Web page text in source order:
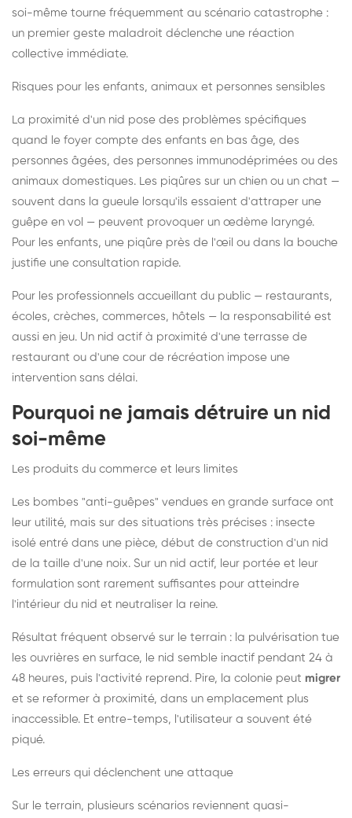
soi-même tourne fréquemment au scénario catastrophe :
un premier geste maladroit déclenche une réaction
collective immédiate.
Risques pour les enfants, animaux et personnes sensibles
La proximité d'un nid pose des problèmes spécifiques
quand le foyer compte des enfants en bas âge, des
personnes âgées, des personnes immunodéprimées ou des
animaux domestiques. Les piqûres sur un chien ou un chat —
souvent dans la gueule lorsqu'ils essaient d'attraper une
guêpe en vol — peuvent provoquer un œdème laryngé.
Pour les enfants, une piqûre près de l'œil ou dans la bouche
justifie une consultation rapide.
Pour les professionnels accueillant du public — restaurants,
écoles, crèches, commerces, hôtels — la responsabilité est
aussi en jeu. Un nid actif à proximité d'une terrasse de
restaurant ou d'une cour de récréation impose une
intervention sans délai.
Pourquoi ne jamais détruire un nid
soi-même
Les produits du commerce et leurs limites
Les bombes "anti-guêpes" vendues en grande surface ont
leur utilité, mais sur des situations très précises : insecte
isolé entré dans une pièce, début de construction d'un nid
de la taille d'une noix. Sur un nid actif, leur portée et leur
formulation sont rarement suffisantes pour atteindre
l'intérieur du nid et neutraliser la reine.
Résultat fréquent observé sur le terrain : la pulvérisation tue
les ouvrières en surface, le nid semble inactif pendant 24 à
48 heures, puis l'activité reprend. Pire, la colonie peut migrer
et se reformer à proximité, dans un emplacement plus
inaccessible. Et entre-temps, l'utilisateur a souvent été
piqué.
Les erreurs qui déclenchent une attaque
Sur le terrain, plusieurs scénarios reviennent quasi-